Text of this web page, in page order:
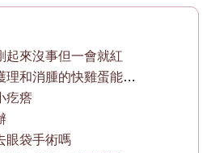
起來沒事但一會就紅
眼袋手術後咋護理和消腫的快雞蛋能吃不能
疙瘩
眼袋手術嗎